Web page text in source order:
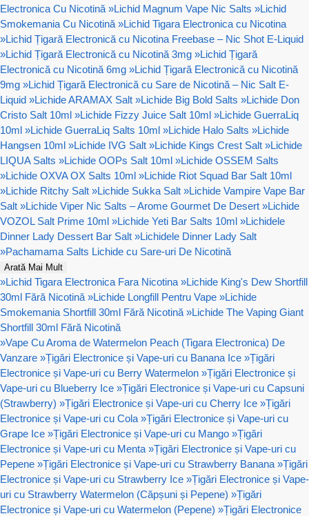
Electronica Cu Nicotină »Lichid Magnum Vape Nic Salts »Lichid
Smokemania Cu Nicotină »Lichid Tigara Electronica cu Nicotina
»Lichid Țigară Electronică cu Nicotina Freebase – Nic Shot E-Liquid
»Lichid Țigară Electronică cu Nicotină 3mg »Lichid Țigară
Electronică cu Nicotină 6mg »Lichid Țigară Electronică cu Nicotină
9mg »Lichid Țigară Electronică cu Sare de Nicotină – Nic Salt E-
Liquid »Lichide ARAMAX Salt »Lichide Big Bold Salts »Lichide Don
Cristo Salt 10ml »Lichide Fizzy Juice Salt 10ml »Lichide GuerraLiq
10ml »Lichide GuerraLiq Salts 10ml »Lichide Halo Salts »Lichide
Hangsen 10ml »Lichide IVG Salt »Lichide Kings Crest Salt »Lichide
LIQUA Salts »Lichide OOPs Salt 10ml »Lichide OSSEM Salts
»Lichide OXVA OX Salts 10ml »Lichide Riot Squad Bar Salt 10ml
»Lichide Ritchy Salt »Lichide Sukka Salt »Lichide Vampire Vape Bar
Salt »Lichide Viper Nic Salts – Arome Gourmet De Desert »Lichide
VOZOL Salt Prime 10ml »Lichide Yeti Bar Salts 10ml »Lichidele
Dinner Lady Dessert Bar Salt »Lichidele Dinner Lady Salt
»Pachamama Salts Lichide cu Sare-uri De Nicotină
Arată Mai Mult
»Lichid Tigara Electronica Fara Nicotina »Lichide King's Dew Shortfill
30ml Fără Nicotină »Lichide Longfill Pentru Vape »Lichide
Smokemania Shortfill 30ml Fără Nicotină »Lichide The Vaping Giant
Shortfill 30ml Fără Nicotină
»Vape Cu Aroma de Watermelon Peach (Tigara Electronica) De
Vanzare »Țigări Electronice și Vape-uri cu Banana Ice »Țigări
Electronice și Vape-uri cu Berry Watermelon »Țigări Electronice și
Vape-uri cu Blueberry Ice »Țigări Electronice și Vape-uri cu Capsuni
(Strawberry) »Țigări Electronice și Vape-uri cu Cherry Ice »Țigări
Electronice și Vape-uri cu Cola »Țigări Electronice și Vape-uri cu
Grape Ice »Țigări Electronice și Vape-uri cu Mango »Țigări
Electronice și Vape-uri cu Menta »Țigări Electronice și Vape-uri cu
Pepene »Țigări Electronice și Vape-uri cu Strawberry Banana »Țigări
Electronice și Vape-uri cu Strawberry Ice »Țigări Electronice și Vape-
uri cu Strawberry Watermelon (Căpșuni și Pepene) »Țigări
Electronice și Vape-uri cu Watermelon (Pepene) »Țigări Electronice